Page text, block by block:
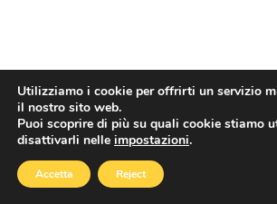
Utilizziamo i cookie per offrirti un servizio
il nostro sito web.
Puoi scoprire di più su quali cookie stiamo
disattivarli nelle impostazioni.
Accetta Reject